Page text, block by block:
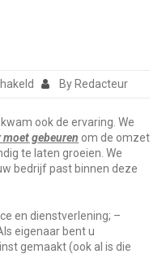
voor
wél
By Redacteur
ook de ervaring. We
moet gebeuren om de omzet
te laten groeien. We
bedrijf past binnen deze
en dienstverlening; –
eigenaar bent u
gemaakt (ook al is die